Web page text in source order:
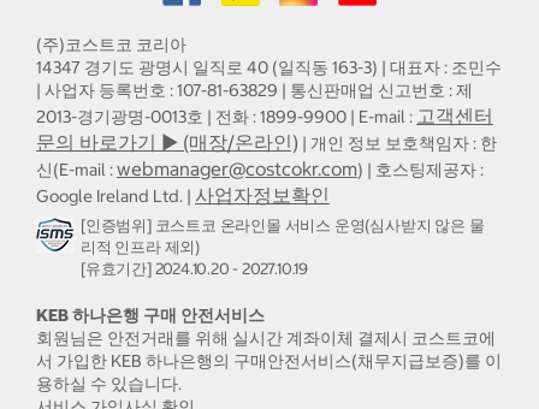
(주)코스트코 코리아
14347 경기도 광명시 일직로 40 (일직동 163-3) | 대표자 : 조민수
| 사업자 등록번호 : 107-81-63829 | 통신판매업 신고번호 : 제
2013-경기광명-0013호 | 전화 : 1899-9900 | E-mail : 고객센터
문의 바로가기 ▶ (매장/온라인) | 개인 정보 보호책임자 : 한
신(E-mail :webmanager@costcokr.com) | 호스팅제공자 :
Google Ireland Ltd. | 사업자정보확인
[인증범위] 코스트코 온라인몰 서비스 운영(심사받지 않은 물
리적 인프라 제외)
[유효기간] 2024.10.20 - 2027.10.19
KEB 하나은행 구매 안전서비스
회원님은 안전거래를 위해 실시간 계좌이체 결제시 코스트코에
서 가입한 KEB 하나은행의 구매안전서비스(채무지급보증)를 이
용하실 수 있습니다.